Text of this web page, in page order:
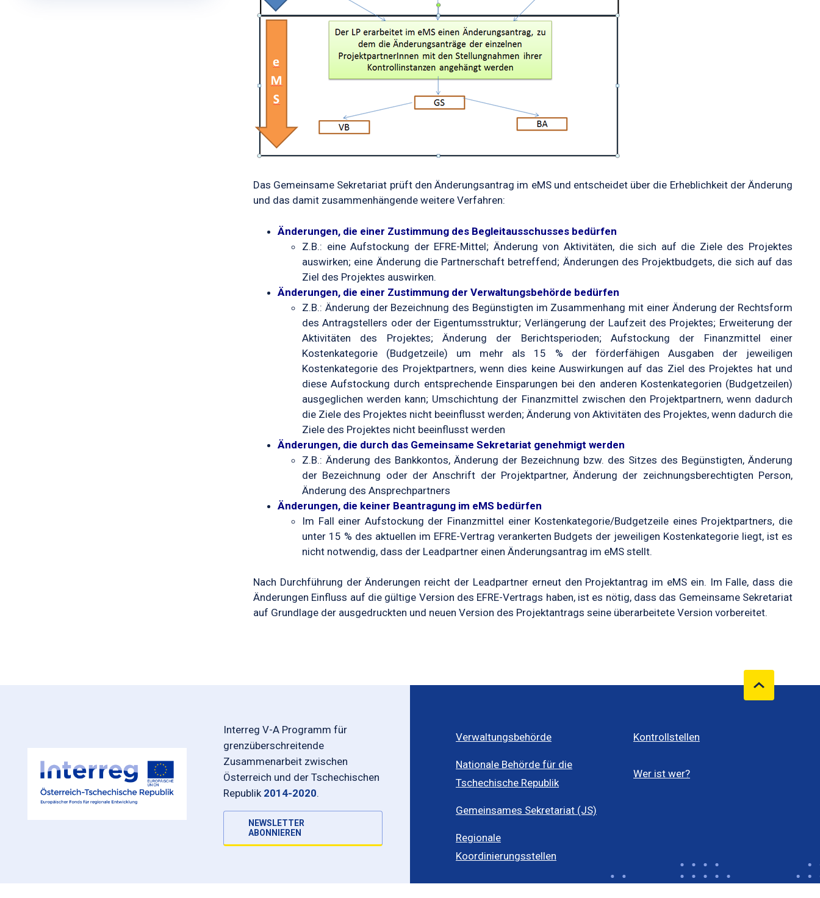
Das Gemeinsame Sekretariat prüft den Änderungsantrag im eMS und entscheidet über die Erheblichkeit der Änderung
und das damit zusammenhängende weitere Verfahren:
Änderungen, die einer Zustimmung des Begleitausschusses bedürfen
Z.B.: eine Aufstockung der EFRE-Mittel; Änderung von Aktivitäten, die sich auf die Ziele des Projektes
auswirken; eine Änderung die Partnerschaft betreffend; Änderungen des Projektbudgets, die sich auf das
Ziel des Projektes auswirken.
Änderungen, die einer Zustimmung der Verwaltungsbehörde bedürfen
Z.B.: Änderung der Bezeichnung des Begünstigten im Zusammenhang mit einer Änderung der Rechtsform
des Antragstellers oder der Eigentumsstruktur; Verlängerung der Laufzeit des Projektes; Erweiterung der
Aktivitäten des Projektes; Änderung der Berichtsperioden; Aufstockung der Finanzmittel einer
Kostenkategorie (Budgetzeile) um mehr als 15 % der förderfähigen Ausgaben der jeweiligen
Kostenkategorie des Projektpartners, wenn dies keine Auswirkungen auf das Ziel des Projektes hat und
diese Aufstockung durch entsprechende Einsparungen bei den anderen Kostenkategorien (Budgetzeilen)
ausgeglichen werden kann; Umschichtung der Finanzmittel zwischen den Projektpartnern, wenn dadurch
die Ziele des Projektes nicht beeinflusst werden; Änderung von Aktivitäten des Projektes, wenn dadurch die
Ziele des Projektes nicht beeinflusst werden
Änderungen, die durch das Gemeinsame Sekretariat genehmigt werden
Z.B.: Änderung des Bankkontos, Änderung der Bezeichnung bzw. des Sitzes des Begünstigten, Änderung
der Bezeichnung oder der Anschrift der Projektpartner, Änderung der zeichnungsberechtigten Person,
Änderung des Ansprechpartners
Änderungen, die keiner Beantragung im eMS bedürfen
Im Fall einer Aufstockung der Finanzmittel einer Kostenkategorie/Budgetzeile eines Projektpartners, die
unter 15 % des aktuellen im EFRE-Vertrag verankerten Budgets der jeweiligen Kostenkategorie liegt, ist es
nicht notwendig, dass der Leadpartner einen Änderungsantrag im eMS stellt.
Nach Durchführung der Änderungen reicht der Leadpartner erneut den Projektantrag im eMS ein. Im Falle, dass die
Änderungen Einfluss auf die gültige Version des EFRE-Vertrags haben, ist es nötig, dass das Gemeinsame Sekretariat
auf Grundlage der ausgedruckten und neuen Version des Projektantrags seine überarbeitete Version vorbereitet.
Interreg V-A Programm für
grenzüberschreitende
Zusammenarbeit zwischen
Österreich und der Tschechischen
Republik 2014-2020.
NEWSLETTER
ABONNIEREN
Verwaltungsbehörde
Nationale Behörde für die
Tschechische Republik
Gemeinsames Sekretariat (JS)
Regionale
Koordinierungsstellen
Kontrollstellen
Wer ist wer?